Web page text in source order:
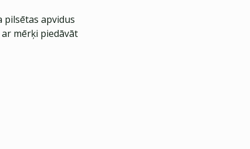
pilsētas apvidus
mērķi piedāvāt